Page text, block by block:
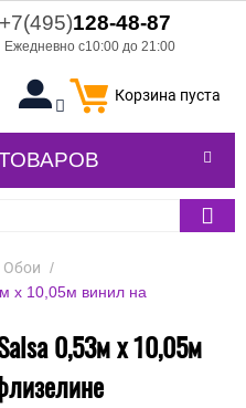
+7(495)128-48-87
Ежедневно с10:00 до 21:00
Корзина пуста
Обои /
x 10,05м винил на
0,53м x 10,05м